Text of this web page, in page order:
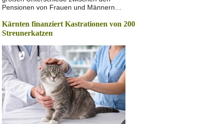
Pensionen von Frauen und Männern…
Kärnten finanziert Kastrationen von 200
Streunerkatzen